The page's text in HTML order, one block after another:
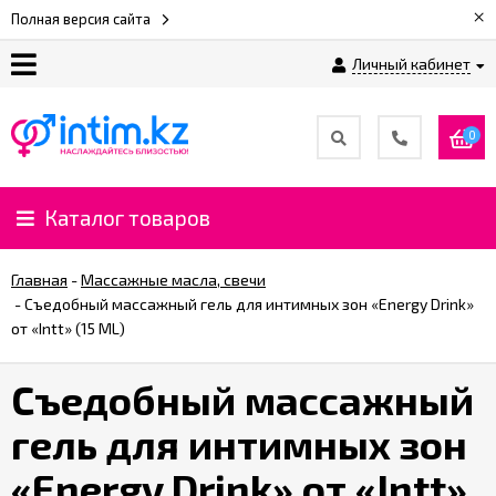
Полная версия сайта ×
Личный кабинет
нас
Доставка
и
⚡
Рассрочка
%
CashBack
%
0
Каталог товаров
Главная -Массажные масла, свечи
-Съедобный массажный гель для интимных зон «Energy Drink»
от «Intt» (15 ML)
Съедобный массажный
гель для интимных зон